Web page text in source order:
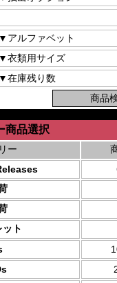
商品選択
ー
ット